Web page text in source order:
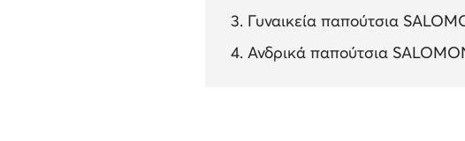
Γυναικεία παπούτσια
Ανδρικά παπούτσια